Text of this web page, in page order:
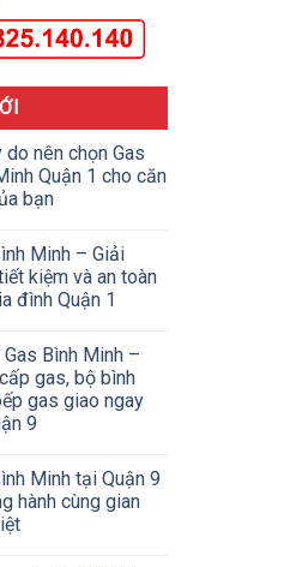
do nên chọn Gas
Quận 1 cho căn
bạn
Minh – Giải
kiệm và an toàn
đình Quận 1
Bình Minh –
gas, bộ bình
gas giao ngay
9
Minh tại Quận 9
hành cùng gian